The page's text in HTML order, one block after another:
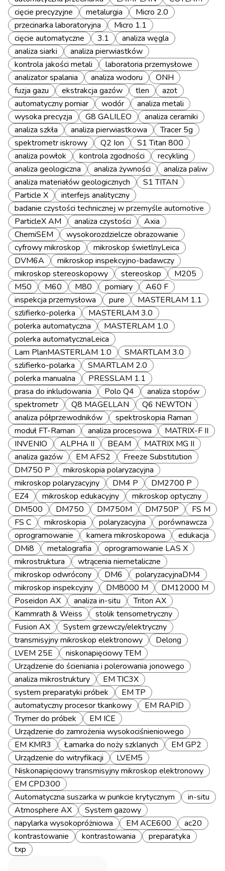
cięcie precyzyjne
metalurgia
Micro 2.0
przecinarka laboratoryjna
Micro 1.1
cięcie automatyczne
3.1
analiza węgla
analiza siarki
analiza pierwiastków
kontrola jakości metali
laboratoria przemysłowe
analizator spalania
analiza wodoru
ONH
fuzja gazu
ekstrakcja gazów tlen
azot
automatyczny pomiar
wodór
analiza metali
wysoka precyzja
G8 GALILEO
analiza ceramiki
analiza szkła
analiza pierwiastkowa
Tracer 5g
spektrometr iskrowy
Q2 Ion
S1 Titan 800
analiza powłok
kontrola zgodności
recykling
analiza geologiczna
analiza żywności
analiza paliw
analiza materiałów geologicznych
S1 TITAN
Particle X
interfejs analityczny
badanie czystości technicznej w przemyśle automotive
ParticleX AM
analiza czystości
Axia
ChemiSEM
wysokorozdzielcze obrazowanie
cyfrowy mikroskop
mikroskop świetlnyLeica
DVM6A
mikroskop inspekcyjno-badawczy
mikroskop stereoskopowy
stereoskop
M205
M50
M60 M80 pomiary
A60 F
inspekcja przemysłowa
pure
MASTERLAM 1.1
szlifierko-polerka
MASTERLAM 3.0
polerka automatyczna
MASTERLAM 1.0
polerka automatycznaLeica
Lam PlanMASTERLAM 1.0
SMARTLAM 3.0
szlifierko-polarka
SMARTLAM 2.0
polerka manualna
PRESSLAM 1.1
prasa do inkludowania
Polo Q4
analiza stopów
spektrometr
Q8 MAGELLAN
Q6 NEWTON
analiza półprzewodników
spektroskopia Raman
moduł FT-Raman
analiza procesowa
MATRIX-F II
INVENIO
ALPHA II BEAM
MATRIX MG II
analiza gazów
EM AFS2
Freeze Substitution
DM750 P
mikroskopia polaryzacyjna
mikroskop polaryzacyjny
DM4 P
DM2700 P
EZ4
mikroskop edukacyjny
mikroskop optyczny
DM500
DM750 DM750M DM750P
FS M
FS C
mikroskopia polaryzacyjna
porównawcza
oprogramowanie
kamera mikroskopowa
edukacja
DMi8
metalografia
oprogramowanie LAS X
mikrostruktura
wtrącenia niemetaliczne
mikroskop odwrócony
DM6
polaryzacyjnaDM4
mikroskop inspekcyjny
DM8000 M
DM12000 M
Poseidon AX
analiza in-situ
Triton AX
Kammrath & Weiss
stolik tensometryczny
Fusion AX
System grzewczy/elektryczny
transmisyjny mikroskop elektronowy
Delong
LVEM 25E
niskonapięciowy TEM
Urządzenie do ścieniania i polerowania jonowego
analiza mikrostruktury
EM TIC3X
system preparatyki próbek
EM TP
automatyczny procesor tkankowy
EM RAPID
Trymer do próbek
EM ICE
Urządzenie do zamrożenia wysokociśnieniowego
EM KMR3
Łamarka do noży szklanych
EM GP2
Urządzenie do witryfikacji
LVEM5
Niskonapięciowy transmisyjny mikroskop elektronowy
EM CPD300
Automatyczna suszarka w punkcie krytycznym
in-situ
Atmosphere AX
System gazowy
napylarka wysokopróżniowa
EM ACE600
ac20
kontrastowanie
kontrastowania
preparatyka
txp